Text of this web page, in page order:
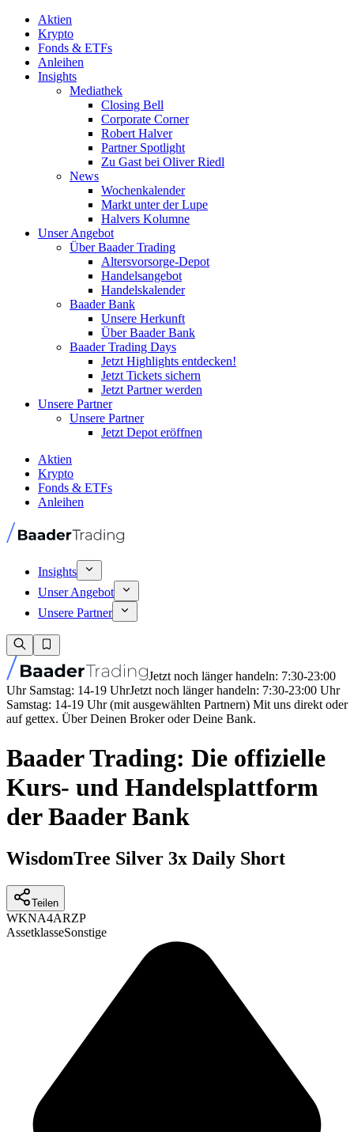
Aktien
Krypto
Fonds & ETFs
Anleihen
Insights
Mediathek
Closing Bell
Corporate Corner
Robert Halver
Partner Spotlight
Zu Gast bei Oliver Riedl
News
Wochenkalender
Markt unter der Lupe
Halvers Kolumne
Unser Angebot
Über Baader Trading
Altersvorsorge-Depot
Handelsangebot
Handelskalender
Baader Bank
Unsere Herkunft
Über Baader Bank
Baader Trading Days
Jetzt Highlights entdecken!
Jetzt Tickets sichern
Jetzt Partner werden
Unsere Partner
Unsere Partner
Jetzt Depot eröffnen
Aktien
Krypto
Fonds & ETFs
Anleihen
Insights
Unser Angebot
Unsere Partner
Jetzt noch länger handeln: 7:30-23:00
Uhr Samstag: 14-19 UhrJetzt noch länger handeln: 7:30-23:00 Uhr
Samstag: 14-19 Uhr (mit ausgewählten Partnern) Mit uns direkt oder
auf gettex. Über Deinen Broker oder Deine Bank.
Baader Trading: Die offizielle
Kurs- und Handelsplattform
der Baader Bank
WisdomTree Silver 3x Daily Short
Teilen
WKNA4ARZP
AssetklasseSonstige